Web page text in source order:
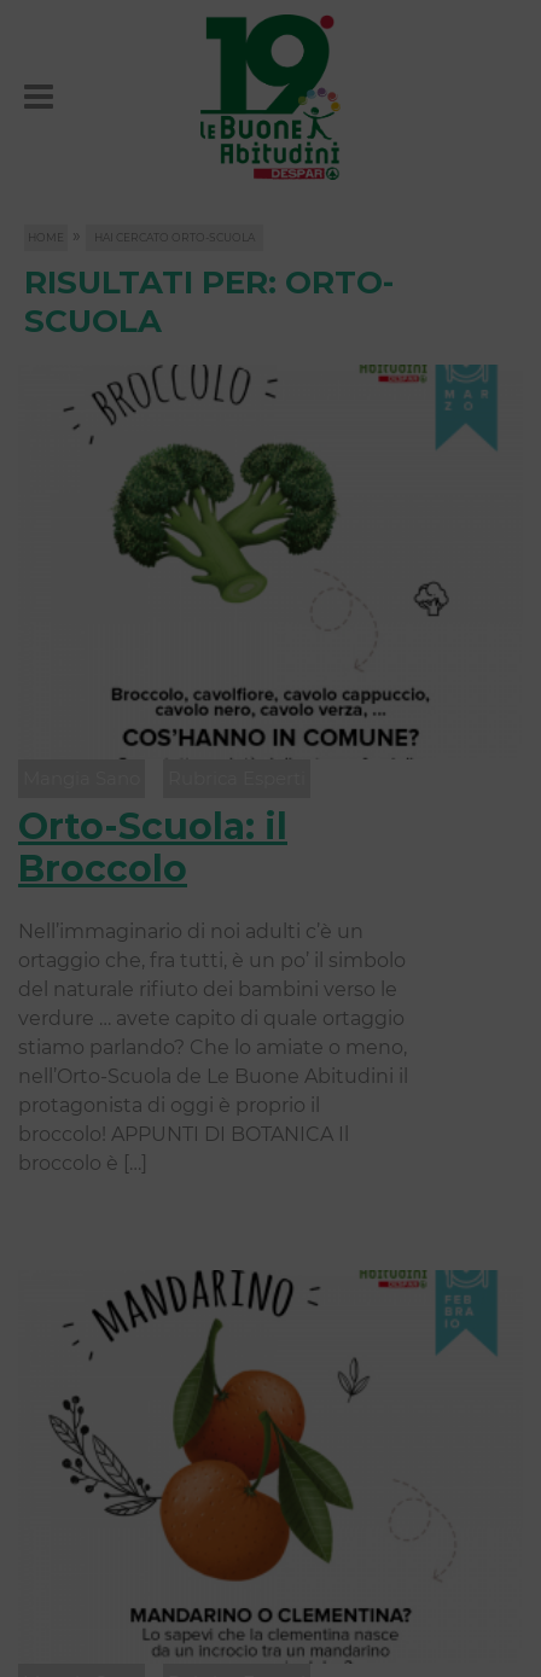
HOME » HAI CERCATO ORTO-SCUOLA
RISULTATI PER: ORTO-
SCUOLA
Orto-Scuola: il
Broccolo
Nell’immaginario di noi adulti c’è un
ortaggio che, fra tutti, è un po’ il simbolo
del naturale rifiuto dei bambini verso le
verdure … avete capito di quale ortaggio
stiamo parlando? Che lo amiate o meno,
nell’Orto-Scuola de Le Buone Abitudini il
protagonista di oggi è proprio il
broccolo! APPUNTI DI BOTANICA Il
broccolo è […]